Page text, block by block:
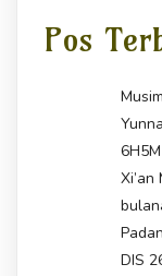
Pos
DIS